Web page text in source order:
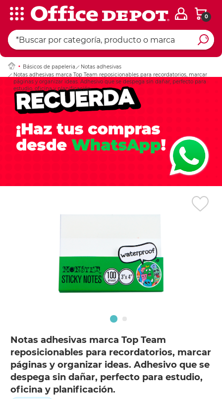
0
Básicos de papeleria
Notas adhesivas
Notas adhesivas marca Top Team reposicionables para recordatorios, marcar
páginas y organizar ideas. Adhesivo que se despega sin dañar, perfecto para
estudio, oficina y planificación.
Notas adhesivas marca Top Team
reposicionables para recordatorios, marcar
páginas y organizar ideas. Adhesivo que se
despega sin dañar, perfecto para estudio,
oficina y planificación.
Ingresar Codigo